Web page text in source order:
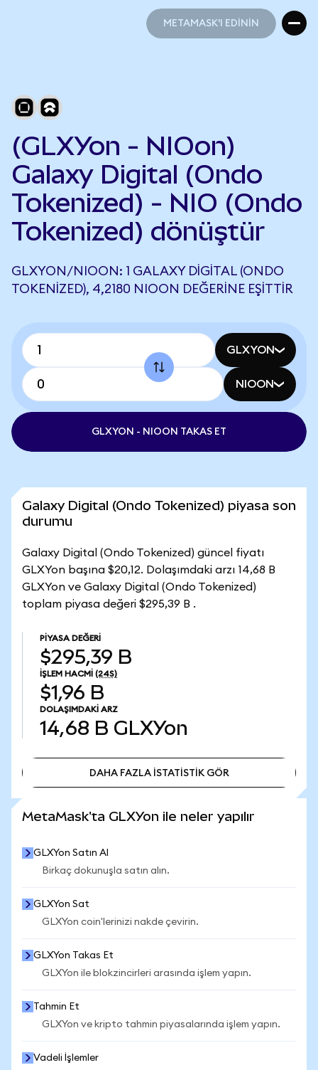
METAMASK'I EDİNİN
(GLXYon - NIOon)
Galaxy Digital (Ondo
Tokenized) - NIO (Ondo
Tokenized) dönüştür
GLXYON/NIOON: 1 GALAXY DIGITAL (ONDO
TOKENIZED), 4,2180 NIOON DEĞERINE EŞITTIR
GLXYON
NIOON
GLXYON - NIOON TAKAS ET
Galaxy Digital (Ondo Tokenized) piyasa son
durumu
Galaxy Digital (Ondo Tokenized) güncel fiyatı
GLXYon başına $20,12. Dolaşımdaki arzı 14,68 B
GLXYon ve Galaxy Digital (Ondo Tokenized)
toplam piyasa değeri $295,39 B .
PIYASA DEĞERI
$295,39 B
İŞLEM HACMI (24S)
$1,96 B
DOLAŞIMDAKI ARZ
14,68 B GLXYon
DAHA FAZLA İSTATİSTİK GÖR
MetaMask'ta GLXYon ile neler yapılır
GLXYon Satın Al
Birkaç dokunuşla satın alın.
GLXYon Sat
GLXYon coin'lerinizi nakde çevirin.
GLXYon Takas Et
GLXYon ile blokzincirleri arasında işlem yapın.
Tahmin Et
GLXYon ve kripto tahmin piyasalarında işlem yapın.
Vadeli İşlemler